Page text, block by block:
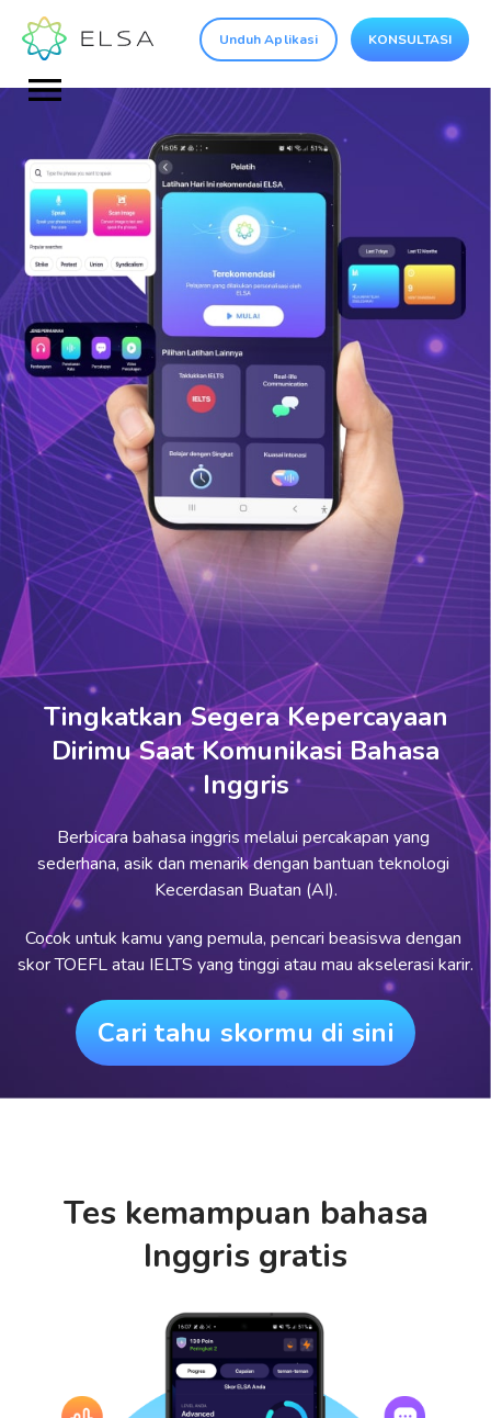
Unduh Aplikasi KONSULTASI
Tingkatkan Segera Kepercayaan
Dirimu Saat Komunikasi Bahasa
Inggris
Berbicara bahasa inggris melalui percakapan yang
sederhana, asik dan menarik dengan bantuan teknologi
Kecerdasan Buatan (AI).
Cocok untuk kamu yang pemula, pencari beasiswa dengan
skor TOEFL atau IELTS yang tinggi atau mau akselerasi karir.
Cari tahu skormu di sini
Tes kemampuan bahasa
Inggris gratis